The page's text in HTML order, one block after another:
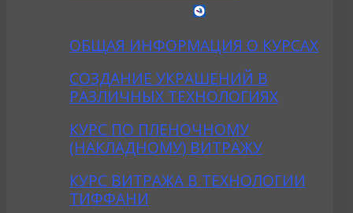
ОБЩАЯ ИНФОРМАЦИЯ О КУРСАХ
CОЗДАНИE УКРАШЕНИЙ В
РАЗЛИЧНЫХ ТЕХНОЛОГИЯХ
КУРС ПО ПЛЕНОЧНОМУ
(НАКЛАДНОМУ) ВИТРАЖУ
КУРС ВИТРАЖА В ТЕХНОЛОГИИ
ТИФФАНИ